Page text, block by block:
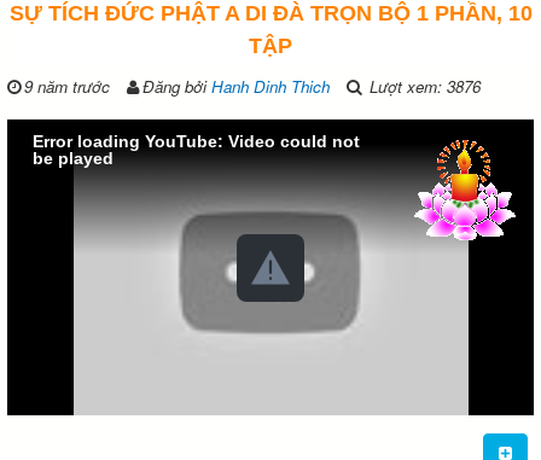
SỰ TÍCH ĐỨC PHẬT A DI ĐÀ TRỌN BỘ 1 PHẦN, 10
TẬP
9 năm trước Đăng bởiHanh Dinh Thich Lượt xem: 3876
Error loading YouTube: Video could not
be played